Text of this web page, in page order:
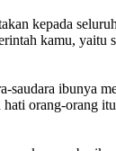
kepada
kamu, yaitu
saudara ibunya
hati orang-orang